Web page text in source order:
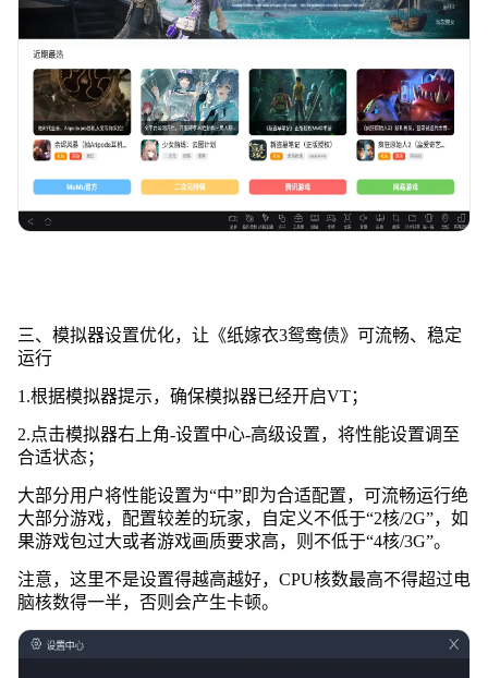
三、模拟器设置优化，让《纸嫁衣3鸳鸯债》可流畅、稳定
运行
1.根据模拟器提示，确保模拟器已经开启VT；
2.点击模拟器右上角-设置中心-高级设置，将性能设置调至
合适状态；
大部分用户将性能设置为“中”即为合适配置，可流畅运行绝
大部分游戏，配置较差的玩家，自定义不低于“2核/2G”，如
果游戏包过大或者游戏画质要求高，则不低于“4核/3G”。
注意，这里不是设置得越高越好，CPU核数最高不得超过电
脑核数得一半，否则会产生卡顿。